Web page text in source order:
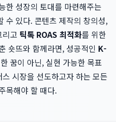
한 성장의 토대를 마련해주는
수 있다. 콘텐츠 제작의 창의성,
고 틱톡 ROAS 최적화를 위한
숏뜨와 함께라면, 성공적인 K-
꿈이 아닌, 실현 가능한 목표
시장을 선도하고자 하는 모든
목해야 할 때다.